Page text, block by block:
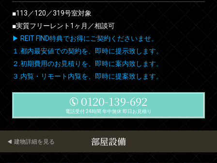
■113／120／319号室対象
■実質フリーレント1ヶ月／相談可
▶ REIT FIND特典でお得にご契約くださいませ。
１.都内最安値での契約を、即時に提示致します。
２.初期費用のお見積りを、即時に案内致します。
３.内覧・リモート内覧を、即時に提案致します。
0120-139-692
電話受付 24時間 年中無休 即日お見積り
部屋設備
建物詳細を見る